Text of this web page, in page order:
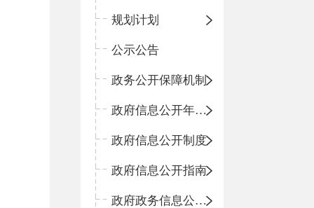
规划计划
公示公告
政务公开保障机制
政府信息公开年度报告
政府信息公开制度
政府信息公开指南
政府政务信息公开目录